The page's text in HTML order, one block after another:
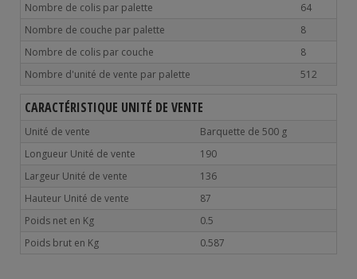
Nombre de colis par palette
64
Nombre de couche par palette
8
Nombre de colis par couche
8
Nombre d'unité de vente par palette
512
CARACTÉRISTIQUE UNITÉ DE VENTE
Unité de vente
Barquette de 500 g
Longueur Unité de vente
190
Largeur Unité de vente
136
Hauteur Unité de vente
87
Poids net en Kg
0.5
Poids brut en Kg
0.587